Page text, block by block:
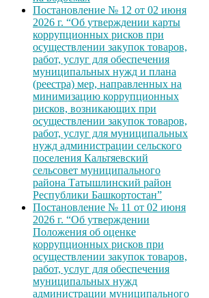
Постановление № 12 от 02 июня
2026 г. “Об утверждении карты
коррупционных рисков при
осуществлении закупок товаров,
работ, услуг для обеспечения
муниципальных нужд и плана
(реестра) мер, направленных на
минимизацию коррупционных
рисков, возникающих при
осуществлении закупок товаров,
работ, услуг для муниципальных
нужд администрации сельского
поселения Кальтяевский
сельсовет муниципального
района Татышлинский район
Республики Башкортостан”
Постановление № 11 от 02 июня
2026 г. “Об утверждении
Положения об оценке
коррупционных рисков при
осуществлении закупок товаров,
работ, услуг для обеспечения
муниципальных нужд
администрации муниципального